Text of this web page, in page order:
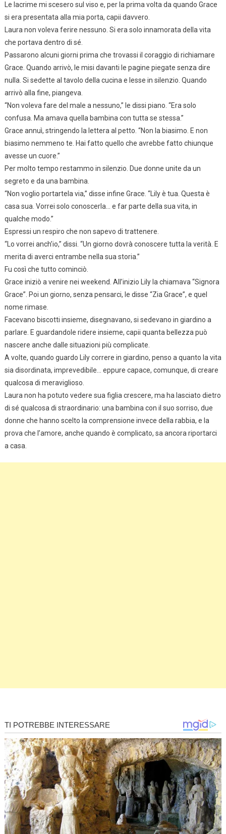
Le lacrime mi scesero sul viso e, per la prima volta da quando Grace
si era presentata alla mia porta, capii davvero.
Laura non voleva ferire nessuno. Si era solo innamorata della vita
che portava dentro di sé.
Passarono alcuni giorni prima che trovassi il coraggio di richiamare
Grace. Quando arrivò, le misi davanti le pagine piegate senza dire
nulla. Si sedette al tavolo della cucina e lesse in silenzio. Quando
arrivò alla fine, piangeva.
“Non voleva fare del male a nessuno,” le dissi piano. “Era solo
confusa. Ma amava quella bambina con tutta se stessa.”
Grace annuì, stringendo la lettera al petto. “Non la biasimo. E non
biasimo nemmeno te. Hai fatto quello che avrebbe fatto chiunque
avesse un cuore.”
Per molto tempo restammo in silenzio. Due donne unite da un
segreto e da una bambina.
“Non voglio portartela via,” disse infine Grace. “Lily è tua. Questa è
casa sua. Vorrei solo conoscerla… e far parte della sua vita, in
qualche modo.”
Espressi un respiro che non sapevo di trattenere.
“Lo vorrei anch’io,” dissi. “Un giorno dovrà conoscere tutta la verità. E
merita di averci entrambe nella sua storia.”
Fu così che tutto cominciò.
Grace iniziò a venire nei weekend. All’inizio Lily la chiamava “Signora
Grace”. Poi un giorno, senza pensarci, le disse “Zia Grace”, e quel
nome rimase.
Facevano biscotti insieme, disegnavano, si sedevano in giardino a
parlare. E guardandole ridere insieme, capii quanta bellezza può
nascere anche dalle situazioni più complicate.
A volte, quando guardo Lily correre in giardino, penso a quanto la vita
sia disordinata, imprevedibile… eppure capace, comunque, di creare
qualcosa di meraviglioso.
Laura non ha potuto vedere sua figlia crescere, ma ha lasciato dietro
di sé qualcosa di straordinario: una bambina con il suo sorriso, due
donne che hanno scelto la comprensione invece della rabbia, e la
prova che l’amore, anche quando è complicato, sa ancora riportarci
a casa.